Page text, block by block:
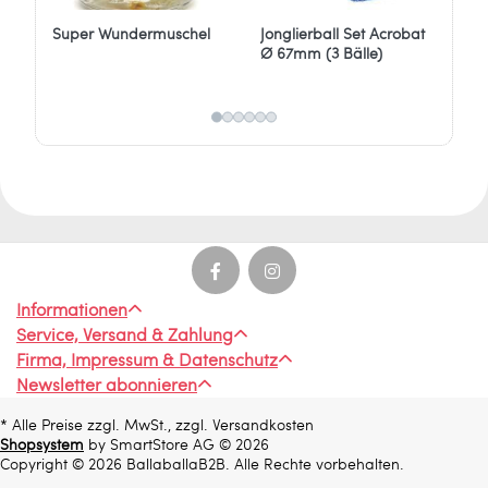
Super Wundermuschel
Jonglierball Set Acrobat
Ø 67mm (3 Bälle)
Informationen
Service, Versand & Zahlung
Firma, Impressum & Datenschutz
Newsletter abonnieren
* Alle Preise zzgl. MwSt., zzgl. Versandkosten
Shopsystem by SmartStore AG © 2026
Copyright © 2026 BallaballaB2B. Alle Rechte vorbehalten.